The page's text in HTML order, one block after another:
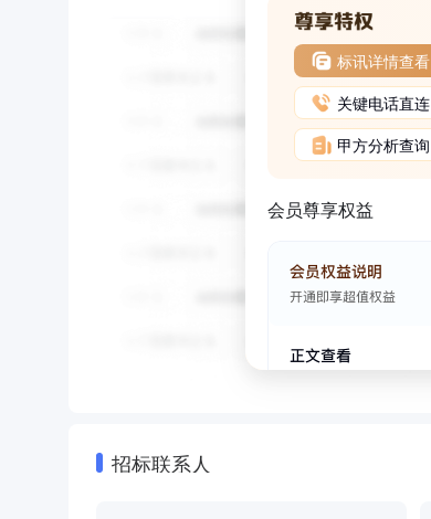
标讯详情查看
关键电话直连
甲方分析查询
会员尊享权益
招标联系人